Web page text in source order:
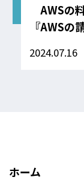
AWSの
『AWSの
2024.07.16
ホーム